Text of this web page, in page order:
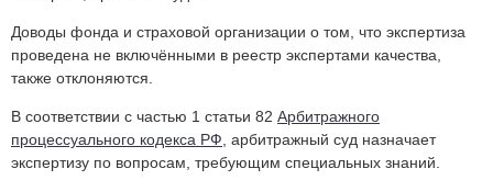
Доводы фонда и страховой организации о том, что экспертиза
проведена не включёнными в реестр экспертами качества,
также отклоняются.
В соответствии с частью 1 статьи 82 Арбитражного
процессуального кодекса РФ , арбитражный суд назначает
экспертизу по вопросам, требующим специальных знаний.